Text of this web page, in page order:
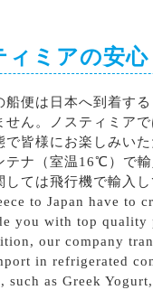
ィミアの安心
船便は日本へ到着す
せん。ノスティミア
で皆様にお楽しみい
テナ（室温16℃）で輸
ては飛行機で輸入し
to Japan have to
you with top quality
our company
in refrigerated
such as Greek